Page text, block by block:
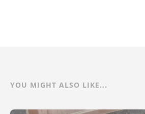
YOU MIGHT ALSO LIKE...